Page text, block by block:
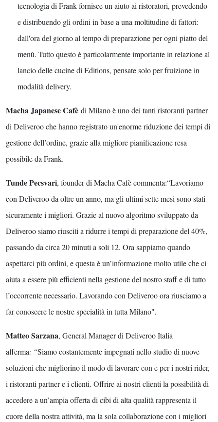
tecnologia di Frank fornisce un aiuto ai ristoratori, prevedendo
e distribuendo gli ordini in base a una moltitudine di fattori:
dall'ora del giorno al tempo di preparazione per ogni piatto del
menù. Tutto questo è particolarmente importante in relazione al
lancio delle cucine di Editions, pensate solo per fruizione in
modalità delivery.
Macha Japanese Cafè di Milano è uno dei tanti ristoranti partner
di Deliveroo che hanno registrato un'enorme riduzione dei tempi di
gestione dell’ordine, grazie alla migliore pianificazione resa
possibile da Frank.
Tunde Pecsvari, founder di Macha Cafè commenta:“Lavoriamo
con Deliveroo da oltre un anno, ma gli ultimi sette mesi sono stati
sicuramente i migliori. Grazie al nuovo algoritmo sviluppato da
Deliveroo siamo riusciti a ridurre i tempi di preparazione del 40%,
passando da circa 20 minuti a soli 12. Ora sappiamo quando
aspettarci più ordini, e questa è un’informazione molto utile che ci
aiuta a essere più efficienti nella gestione del nostro staff e di tutto
l’occorrente necessario. Lavorando con Deliveroo ora riusciamo a
far conoscere le nostre specialità in tutta Milano".
Matteo Sarzana, General Manager di Deliveroo Italia
afferma: “Siamo costantemente impegnati nello studio di nuove
soluzioni che migliorino il modo di lavorare con e per i nostri rider,
i ristoranti partner e i clienti. Offrire ai nostri clienti la possibilità di
accedere a un’ampia offerta di cibi di alta qualità rappresenta il
cuore della nostra attività, ma la sola collaborazione con i migliori